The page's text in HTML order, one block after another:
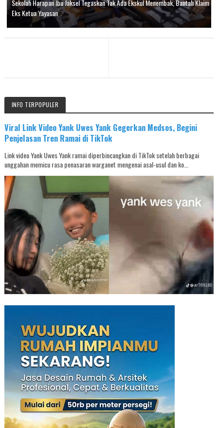
Sekolah Harapan Ibu Jaksel Tegaskan Tak Ada Ekskul Menembak, Bantah Klaim
Eks Ketua Yayasan
INFO TERPOPULER
Viral Link Video Yank Uwes Yank Gegerkan Medsos, Begini
Penjelasan Tren Ramai di TikTok
Link video Yank Uwes Yank ramai diperbincangkan di TikTok setelah berbagai
unggahan memicu rasa penasaran warganet mengenai asal-usul dan ko...